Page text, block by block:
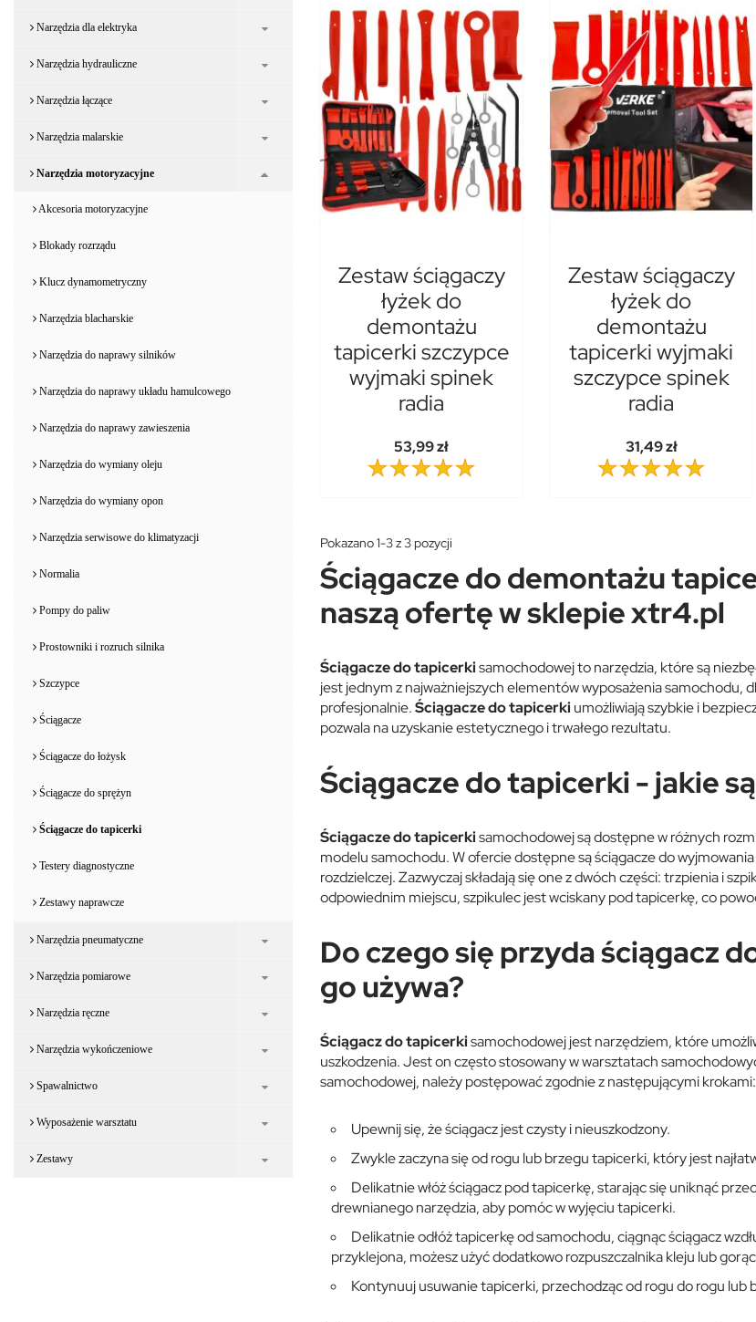
Narzędzia dla elektryka
Narzędzia hydrauliczne
Narzędzia łączące
Narzędzia malarskie
Narzędzia motoryzacyjne
Akcesoria motoryzacyjne
Blokady rozrządu
Klucz dynamometryczny
Narzędzia blacharskie
Narzędzia do naprawy silników
Narzędzia do naprawy układu hamulcowego
Narzędzia do naprawy zawieszenia
Narzędzia do wymiany oleju
Narzędzia do wymiany opon
Narzędzia serwisowe do klimatyzacji
Normalia
Pompy do paliw
Prostowniki i rozruch silnika
Szczypce
Ściągacze
Ściągacze do łożysk
Ściągacze do sprężyn
Ściągacze do tapicerki
Testery diagnostyczne
Zestawy naprawcze
Narzędzia pneumatyczne
Narzędzia pomiarowe
Narzędzia ręczne
Narzędzia wykończeniowe
Spawalnictwo
Wyposażenie warsztatu
Zestawy
Zestaw ściągaczy
łyżek do
demontażu
tapicerki szczypce
wyjmaki spinek
radia
53,99 zł
Zestaw ściągaczy
łyżek do
demontażu
tapicerki wyjmaki
szczypce spinek
radia
31,49 zł
Pokazano 1-3 z 3 pozycji
Ściągacze do demontażu
naszą ofertę w sklepie xtr4.pl
Ściągacze do tapicerkisamochodowej to narzędzia, które są
jest jednym z najważniejszych elementów wyposażenia samochodu,
profesjonalnie.Ściągacze do tapicerkiumożliwiają szybkie i
pozwala na uzyskanie estetycznego i trwałego rezultatu.
Ściągacze do tapicerki - jakie
Ściągacze do tapicerkisamochodowej są dostępne w różnych
modelu samochodu. W ofercie dostępne są ściągacze do
rozdzielczej. Zazwyczaj składają się one z dwóch części: trzpienia i
odpowiednim miejscu, szpikulec jest wciskany pod tapicerkę, co
Do czego się przyda ściągacz
go używa?
Ściągacz do tapicerkisamochodowej jest narzędziem, które
uszkodzenia. Jest on często stosowany w warsztatach
samochodowej, należy postępować zgodnie z następującymi krokami:
Upewnij się, że ściągacz jest czysty i nieuszkodzony.
Zwykle zaczyna się od rogu lub brzegu tapicerki, który jest
Delikatnie włóż ściągacz pod tapicerkę, starając się uniknąć
drewnianego narzędzia, aby pomóc w wyjęciu tapicerki.
Delikatnie odłóż tapicerkę od samochodu, ciągnąc ściągacz
przyklejona, możesz użyć dodatkowo rozpuszczalnika kleju lub
Kontynuuj usuwanie tapicerki, przechodząc od rogu do rogu lub